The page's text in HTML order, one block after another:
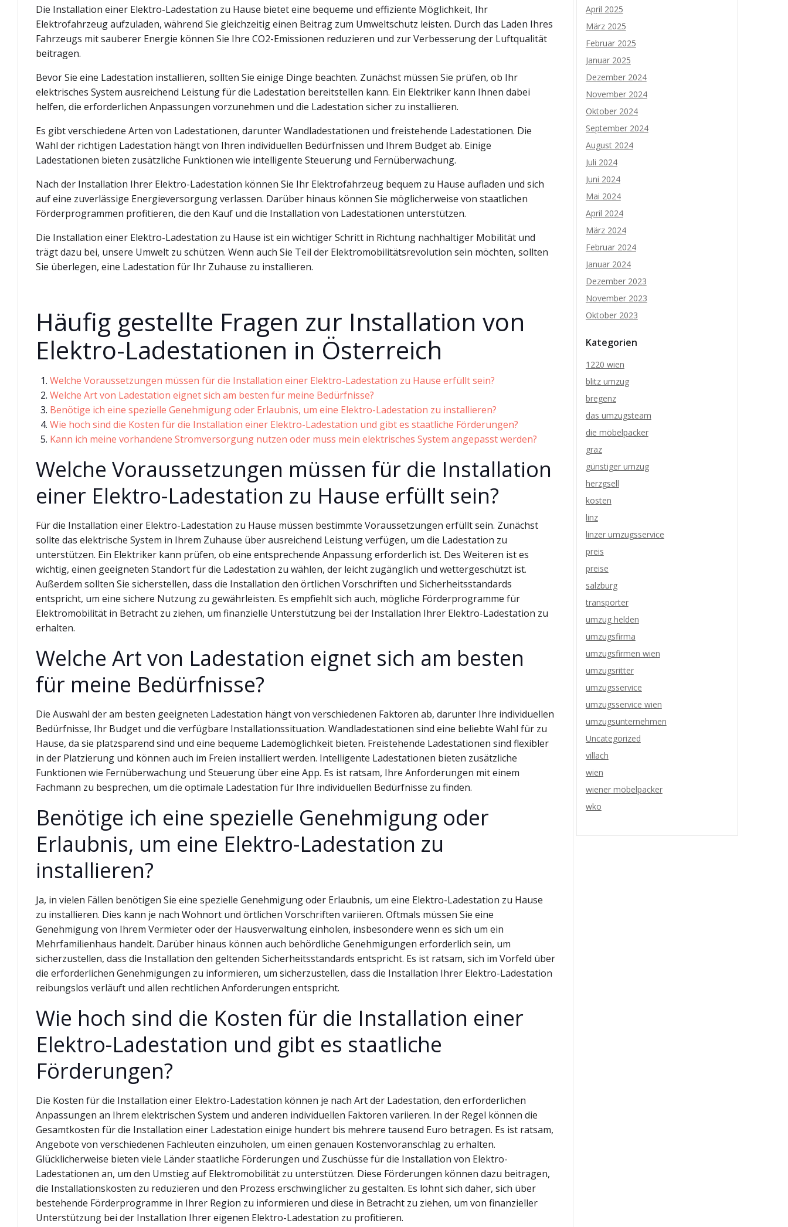
Die Installation einer Elektro-Ladestation zu Hause bietet eine bequeme und effiziente Möglichkeit, Ihr
Elektrofahrzeug aufzuladen, während Sie gleichzeitig einen Beitrag zum Umweltschutz leisten. Durch das Laden Ihres
Fahrzeugs mit sauberer Energie können Sie Ihre CO2-Emissionen reduzieren und zur Verbesserung der Luftqualität
beitragen.
Bevor Sie eine Ladestation installieren, sollten Sie einige Dinge beachten. Zunächst müssen Sie prüfen, ob Ihr
elektrisches System ausreichend Leistung für die Ladestation bereitstellen kann. Ein Elektriker kann Ihnen dabei
helfen, die erforderlichen Anpassungen vorzunehmen und die Ladestation sicher zu installieren.
Es gibt verschiedene Arten von Ladestationen, darunter Wandladestationen und freistehende Ladestationen. Die
Wahl der richtigen Ladestation hängt von Ihren individuellen Bedürfnissen und Ihrem Budget ab. Einige
Ladestationen bieten zusätzliche Funktionen wie intelligente Steuerung und Fernüberwachung.
Nach der Installation Ihrer Elektro-Ladestation können Sie Ihr Elektrofahrzeug bequem zu Hause aufladen und sich
auf eine zuverlässige Energieversorgung verlassen. Darüber hinaus können Sie möglicherweise von staatlichen
Förderprogrammen profitieren, die den Kauf und die Installation von Ladestationen unterstützen.
Die Installation einer Elektro-Ladestation zu Hause ist ein wichtiger Schritt in Richtung nachhaltiger Mobilität und
trägt dazu bei, unsere Umwelt zu schützen. Wenn auch Sie Teil der Elektromobilitätsrevolution sein möchten, sollten
Sie überlegen, eine Ladestation für Ihr Zuhause zu installieren.
Häufig gestellte Fragen zur Installation von
Elektro-Ladestationen in Österreich
Welche Voraussetzungen müssen für die Installation einer Elektro-Ladestation zu Hause erfüllt sein?
Welche Art von Ladestation eignet sich am besten für meine Bedürfnisse?
Benötige ich eine spezielle Genehmigung oder Erlaubnis, um eine Elektro-Ladestation zu installieren?
Wie hoch sind die Kosten für die Installation einer Elektro-Ladestation und gibt es staatliche Förderungen?
Kann ich meine vorhandene Stromversorgung nutzen oder muss mein elektrisches System angepasst werden?
Welche Voraussetzungen müssen für die Installation
einer Elektro-Ladestation zu Hause erfüllt sein?
Für die Installation einer Elektro-Ladestation zu Hause müssen bestimmte Voraussetzungen erfüllt sein. Zunächst
sollte das elektrische System in Ihrem Zuhause über ausreichend Leistung verfügen, um die Ladestation zu
unterstützen. Ein Elektriker kann prüfen, ob eine entsprechende Anpassung erforderlich ist. Des Weiteren ist es
wichtig, einen geeigneten Standort für die Ladestation zu wählen, der leicht zugänglich und wettergeschützt ist.
Außerdem sollten Sie sicherstellen, dass die Installation den örtlichen Vorschriften und Sicherheitsstandards
entspricht, um eine sichere Nutzung zu gewährleisten. Es empfiehlt sich auch, mögliche Förderprogramme für
Elektromobilität in Betracht zu ziehen, um finanzielle Unterstützung bei der Installation Ihrer Elektro-Ladestation zu
erhalten.
Welche Art von Ladestation eignet sich am besten
für meine Bedürfnisse?
Die Auswahl der am besten geeigneten Ladestation hängt von verschiedenen Faktoren ab, darunter Ihre individuellen
Bedürfnisse, Ihr Budget und die verfügbare Installationssituation. Wandladestationen sind eine beliebte Wahl für zu
Hause, da sie platzsparend sind und eine bequeme Lademöglichkeit bieten. Freistehende Ladestationen sind flexibler
in der Platzierung und können auch im Freien installiert werden. Intelligente Ladestationen bieten zusätzliche
Funktionen wie Fernüberwachung und Steuerung über eine App. Es ist ratsam, Ihre Anforderungen mit einem
Fachmann zu besprechen, um die optimale Ladestation für Ihre individuellen Bedürfnisse zu finden.
Benötige ich eine spezielle Genehmigung oder
Erlaubnis, um eine Elektro-Ladestation zu
installieren?
Ja, in vielen Fällen benötigen Sie eine spezielle Genehmigung oder Erlaubnis, um eine Elektro-Ladestation zu Hause
zu installieren. Dies kann je nach Wohnort und örtlichen Vorschriften variieren. Oftmals müssen Sie eine
Genehmigung von Ihrem Vermieter oder der Hausverwaltung einholen, insbesondere wenn es sich um ein
Mehrfamilienhaus handelt. Darüber hinaus können auch behördliche Genehmigungen erforderlich sein, um
sicherzustellen, dass die Installation den geltenden Sicherheitsstandards entspricht. Es ist ratsam, sich im Vorfeld über
die erforderlichen Genehmigungen zu informieren, um sicherzustellen, dass die Installation Ihrer Elektro-Ladestation
reibungslos verläuft und allen rechtlichen Anforderungen entspricht.
Wie hoch sind die Kosten für die Installation einer
Elektro-Ladestation und gibt es staatliche
Förderungen?
Die Kosten für die Installation einer Elektro-Ladestation können je nach Art der Ladestation, den erforderlichen
Anpassungen an Ihrem elektrischen System und anderen individuellen Faktoren variieren. In der Regel können die
Gesamtkosten für die Installation einer Ladestation einige hundert bis mehrere tausend Euro betragen. Es ist ratsam,
Angebote von verschiedenen Fachleuten einzuholen, um einen genauen Kostenvoranschlag zu erhalten.
Glücklicherweise bieten viele Länder staatliche Förderungen und Zuschüsse für die Installation von Elektro-
Ladestationen an, um den Umstieg auf Elektromobilität zu unterstützen. Diese Förderungen können dazu beitragen,
die Installationskosten zu reduzieren und den Prozess erschwinglicher zu gestalten. Es lohnt sich daher, sich über
bestehende Förderprogramme in Ihrer Region zu informieren und diese in Betracht zu ziehen, um von finanzieller
Unterstützung bei der Installation Ihrer eigenen Elektro-Ladestation zu profitieren.
April 2025
März 2025
Februar 2025
Januar 2025
Dezember 2024
November 2024
Oktober 2024
September 2024
August 2024
Juli 2024
Juni 2024
Mai 2024
April 2024
März 2024
Februar 2024
Januar 2024
Dezember 2023
November 2023
Oktober 2023
Kategorien
1220 wien
blitz umzug
bregenz
das umzugsteam
die möbelpacker
graz
günstiger umzug
herzgsell
kosten
linz
linzer umzugsservice
preis
preise
salzburg
transporter
umzug helden
umzugsfirma
umzugsfirmen wien
umzugsritter
umzugsservice
umzugsservice wien
umzugsunternehmen
Uncategorized
villach
wien
wiener möbelpacker
wko